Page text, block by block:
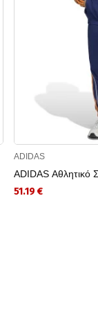
ADIDAS
ADIDAS Αθλητικό
51.19 €